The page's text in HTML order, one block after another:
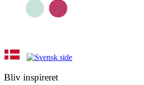
Bliv inspireret